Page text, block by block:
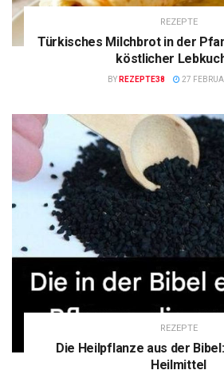
REZEPTE
Türkisches Milchbrot in der
köstlicher
BY REZEPTE38 27
REZEPTE
Die Heilpflanze aus der
Heilmittel